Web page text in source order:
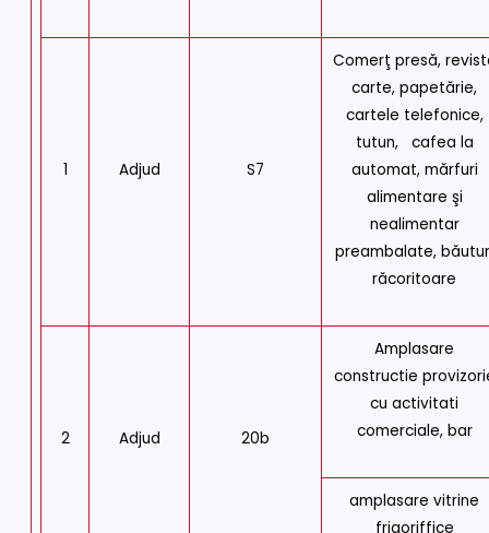
1 Adjud S7
Comerţ presă,
carte, papetărie,
cartele telefonice,
tutun, cafea la
automat, mărfuri
alimentare şi
nealimentar
preambalate,
răcoritoare
2 Adjud 20b
Amplasare
constructie
cu activitati
comerciale, bar
amplasare vitrine
frigoriffice